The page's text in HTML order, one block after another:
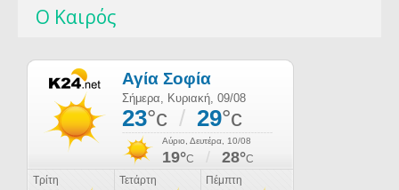
Ο Καιρός